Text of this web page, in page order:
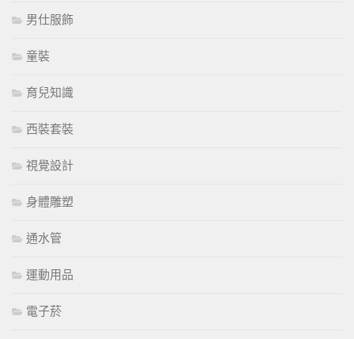
男仕服飾
童裝
育兒知識
西裝套裝
視覺設計
身體雕塑
通水管
運動用品
電子菸